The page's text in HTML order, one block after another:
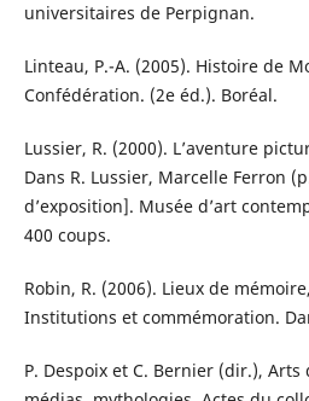
universitaires de Perpignan.
Linteau, P.-A. (2005). Histoire de
Confédération. (2e éd.). Boréal.
Lussier, R. (2000). L’aventure
Dans R. Lussier, Marcelle Ferron
d’exposition]. Musée d’art
400 coups.
Robin, R. (2006). Lieux de
Institutions et commémoration.
P. Despoix et C. Bernier (dir.),